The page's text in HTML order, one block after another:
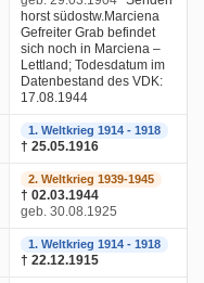
horst südostw.Marciena
Gefreiter Grab befindet
sich noch in Marciena –
Lettland; Todesdatum im
Datenbestand des VDK:
17.08.1944
1. Weltkrieg 1914 - 1918
† 25.05.1916
2. Weltkrieg 1939-1945
† 02.03.1944
geb. 30.08.1925
1. Weltkrieg 1914 - 1918
† 22.12.1915